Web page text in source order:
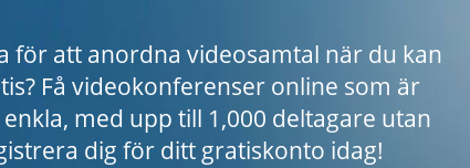
för att anordna videosamtal när du kan
Få videokonferenser online som är
med upp till 1,000 deltagare utan
dig för ditt gratiskonto idag!